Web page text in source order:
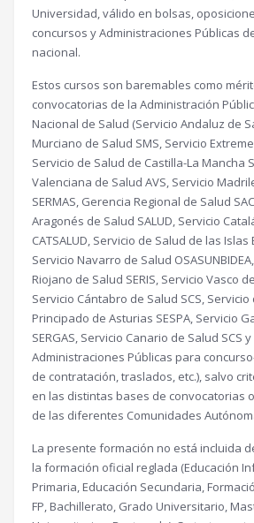
Universidad, válido en bolsas,
concursos y Administraciones Públicas
nacional.
Estos cursos son baremables como
convocatorias de la Administración
Nacional de Salud (Servicio Andaluz de
Murciano de Salud SMS, Servicio
Servicio de Salud de Castilla-La Mancha
Valenciana de Salud AVS, Servicio
SERMAS, Gerencia Regional de Salud
Aragonés de Salud SALUD, Servicio
CATSALUD, Servicio de Salud de las Islas
Servicio Navarro de Salud
Riojano de Salud SERIS, Servicio Vasco
Servicio Cántabro de Salud SCS,
Principado de Asturias SESPA, Servicio
SERGAS, Servicio Canario de Salud SCS
Administraciones Públicas para
de contratación, traslados, etc.), salvo
en las distintas bases de convocatorias
de las diferentes Comunidades
La presente formación no está incluida
la formación oficial reglada (Educación
Primaria, Educación Secundaria,
FP, Bachillerato, Grado Universitario,